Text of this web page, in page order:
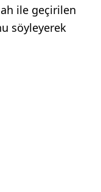
ile geçirilen
söyleyerek